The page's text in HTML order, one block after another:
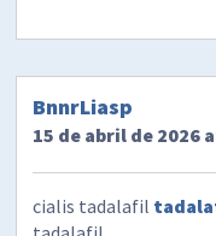
BnnrLiasp
15 de abril de 2026
cialis tadalafil